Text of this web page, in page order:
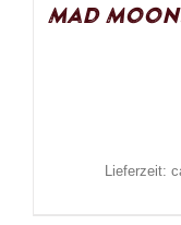
Mad
Lieferzeit: